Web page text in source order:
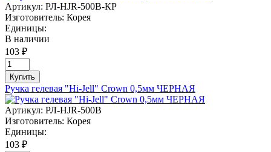
Артикул: РЛ-HJR-500B-КР
Изготовитель: Корея
Единицы:
В наличии
103 ₽
Купить
Ручка гелевая "Hi-Jell" Crown 0,5мм ЧЕРНАЯ
Артикул: РЛ-HJR-500B
Изготовитель: Корея
Единицы:
103 ₽